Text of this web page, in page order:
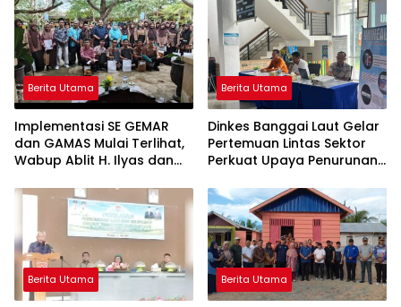
Berita Utama
Implementasi SE GEMAR
dan GAMAS Mulai Terlihat,
Wabup Ablit H. Ilyas dan
Kompak Ambil Rapor Anak
Berita Utama
Dinkes Banggai Laut Gelar
Pertemuan Lintas Sektor
Perkuat Upaya Penurunan
Berita Utama Berita Utama